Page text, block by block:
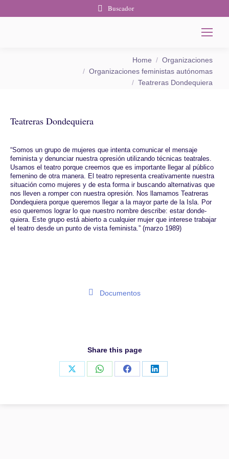
Buscador
Home
Organizaciones
Organizaciones feministas autónomas
Teatreras Dondequiera
Teatreras Dondequiera
“Somos un grupo de mujeres que intenta comunicar el mensaje
feminista y denunciar nuestra opresión utilizando técnicas teatrales.
Usamos el teatro porque creemos que es importante llegar al público
femenino de otra manera. El teatro representa creativamente nuestra
situación como mujeres y de esta forma ir buscando alternativas que
nos lleven a romper con nuestra opresión. Nos llamamos Teatreras
Dondequiera porque queremos llegar a la mayor parte de la Isla. Por
eso queremos lograr lo que nuestro nombre describe: estar donde-
quiera. Este grupo está abierto a cualquier mujer que interese trabajar
el teatro desde un punto de vista feminista.” (marzo 1989)
Documentos
Share this page
Share
Share
Share
Share